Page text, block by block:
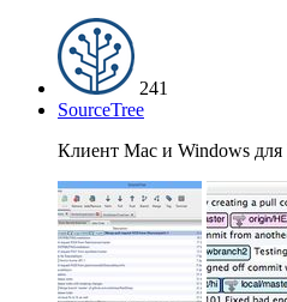
241
SourceTree
Клиент Mac и Windows